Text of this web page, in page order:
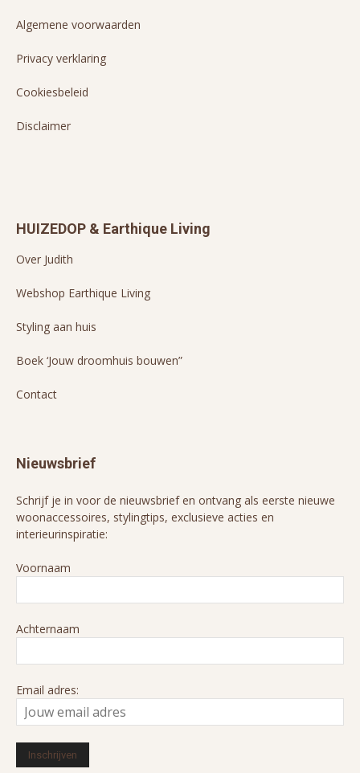
Algemene voorwaarden
Privacy verklaring
Cookiesbeleid
Disclaimer
HUIZEDOP & Earthique Living
Over Judith
Webshop Earthique Living
Styling aan huis
Boek ‘Jouw droomhuis bouwen”
Contact
Nieuwsbrief
Schrijf je in voor de nieuwsbrief en ontvang als eerste nieuwe
woonaccessoires, stylingtips, exclusieve acties en
interieurinspiratie:
Voornaam
Achternaam
Email adres: